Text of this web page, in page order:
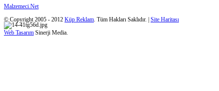
Malzemeci.Net
© Copyright 2005 - 2012 Küp Reklam. Tüm Hakları Saklıdır. | Site Haritası
Web Tasarım Sinerji Media.